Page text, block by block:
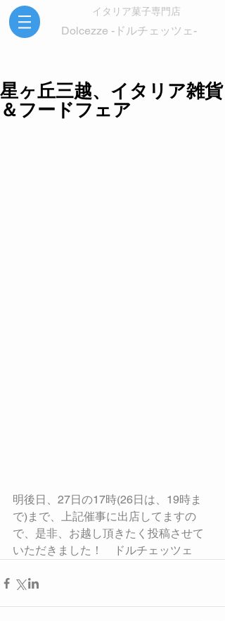
イタリア菓子専門店
Dolcezze -ドルチェッツェ-
星ヶ丘三越、イタリア雑貨
＆フードフェア
明後日、27日の17時(26日は、19時ま
で)まで、上記催事に出店してますの
で、是非、お越し頂きたく投稿させて
いただきました！　ドルチェッツェ